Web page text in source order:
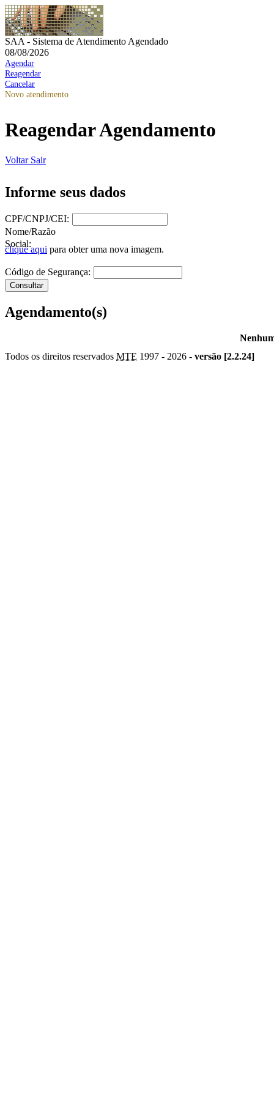
SAA - Sistema de Atendimento Agendado
08/08/2026
Agendar
Reagendar
Cancelar
Novo atendimento
Reagendar Agendamento
Voltar Sair
Informe seus dados
CPF/CNPJ/CEI:
Nome/Razão
Social:
clique aqui para obter uma nova imagem.
Código de Segurança:
Agendamento(s)
Todos os direitos reservados MTE 1997 - 2026 - versão [2.2.24]